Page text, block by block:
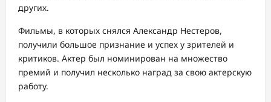
других.
Фильмы, в которых снялся Александр Нестеров,
получили большое признание и успех у зрителей и
критиков. Актер был номинирован на множество
премий и получил несколько наград за свою актерскую
работу.